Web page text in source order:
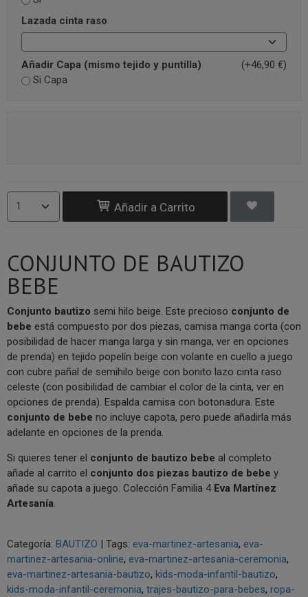
Lazada cinta raso
Añadir Capa (mismo tejido y puntilla)
(+46,90 €)
Si Capa
Añadir a Carrito
CONJUNTO DE BAUTIZO
BEBE
Conjunto bautizo semi hilo beige. Este precioso conjunto de
bebe está compuesto por dos piezas, camisa manga corta (con
posibilidad de hacer manga larga y sin manga, ver en opciones
de prenda) en tejido popelín beige con volante en cuello a juego
con cubre pañal de semihilo beige con bonito lazo cinta raso
celeste (con posibilidad de cambiar el color de la cinta, ver en
opciones de prenda). Espalda camisa con botonadura. Este
conjunto de bebe no incluye capota, pero puede añadirla más
adelante en opciones de la prenda.
Si quieres tener el conjunto de bautizo bebe al completo
añade al carrito el conjunto dos piezas bautizo de bebe y
añade su capota a juego. Colección Familia 4 Eva Martínez
Artesanía.
Categoría: BAUTIZO Tags: eva-martinez-artesania eva-
martinez-artesania-online eva-martinez-artesania-ceremonia
eva-martinez-artesania-bautizo kids-moda-infantil-bautizo
kids-moda-infantil-ceremonia trajes-bautizo-para-bebes ropa-